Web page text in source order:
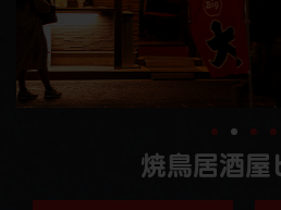
焼鳥居酒屋